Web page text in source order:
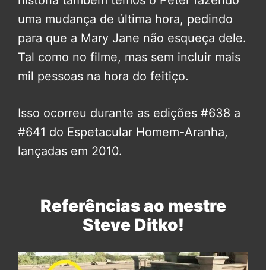
uma mudança de última hora, pedindo
para que a Mary Jane não esqueça dele.
Tal como no filme, mas sem incluir mais
mil pessoas na hora do feitiço.
Isso ocorreu durante as edições #638 a
#641 do Espetacular Homem-Aranha,
lançadas em 2010.
Referências ao mestre
Steve Ditko!